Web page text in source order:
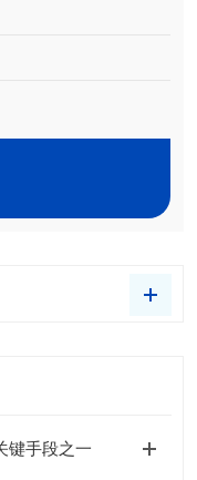
键手段之一